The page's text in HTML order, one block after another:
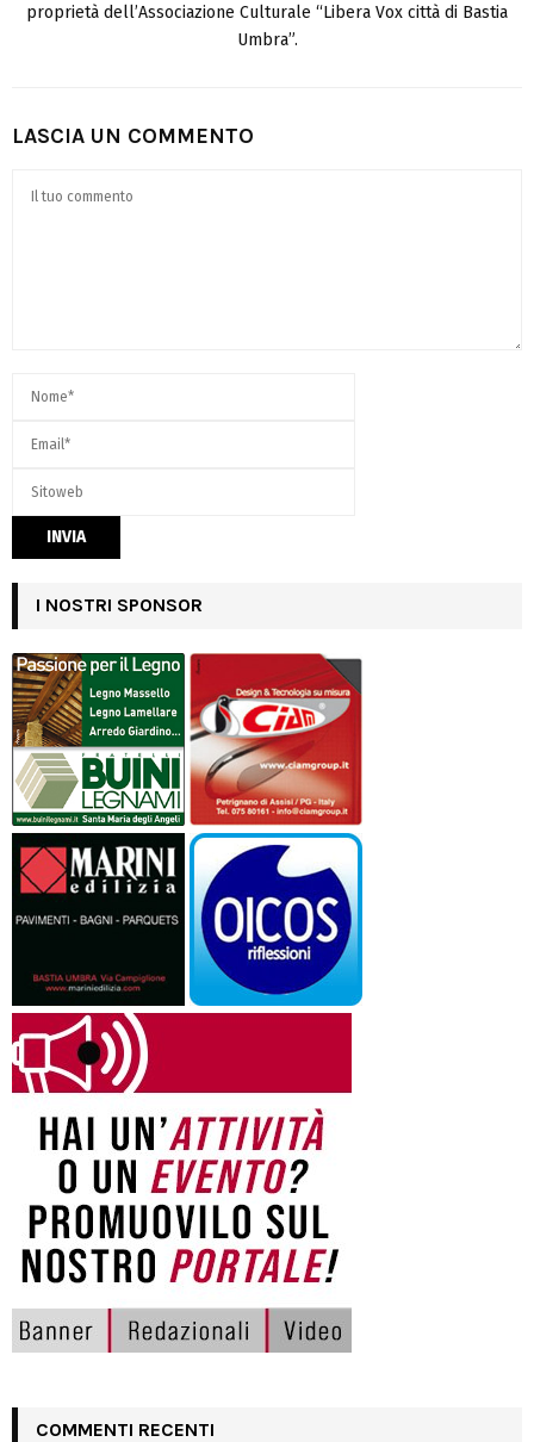
proprietà dell’Associazione Culturale “Libera Vox città di Bastia
Umbra”.
LASCIA UN COMMENTO
I NOSTRI SPONSOR
COMMENTI RECENTI